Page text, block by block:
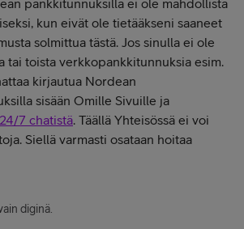
pankkitunnuksilla ei ole mahdollista
kun eivät ole tietääkseni saaneet
solmittua tästä. Jos sinulla ei ole
tai toista verkkopankkitunnuksia esim.
kirjautua Nordean
sisään Omille Sivuille ja
24/7 chatistä. Täällä Yhteisössä ei voi
Siellä varmasti osataan hoitaa
diginä.